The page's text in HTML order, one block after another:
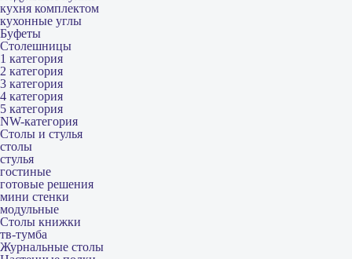
кухня комплектом
кухонные углы
Буфеты
Столешницы
1 категория
2 категория
3 категория
4 категория
5 категория
NW-категория
Столы и стулья
столы
стулья
гостиные
готовые решения
мини стенки
модульные
Столы книжки
тв-тумба
Журнальные столы